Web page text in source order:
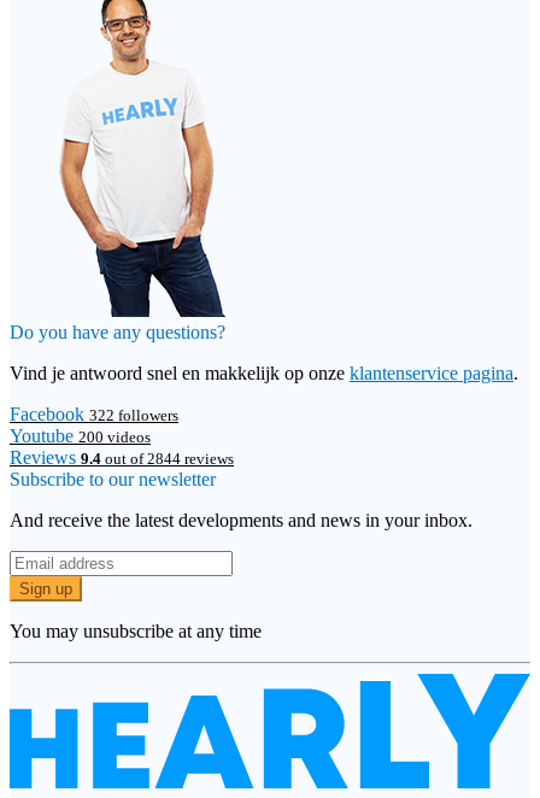
Do you have any questions?
Vind je antwoord snel en makkelijk op onze klantenservice pagina.
Facebook 322 followers
Youtube 200 videos
Reviews 9.4 out of 2844 reviews
Subscribe to our newsletter
And receive the latest developments and news in your inbox.
Sign up
You may unsubscribe at any time